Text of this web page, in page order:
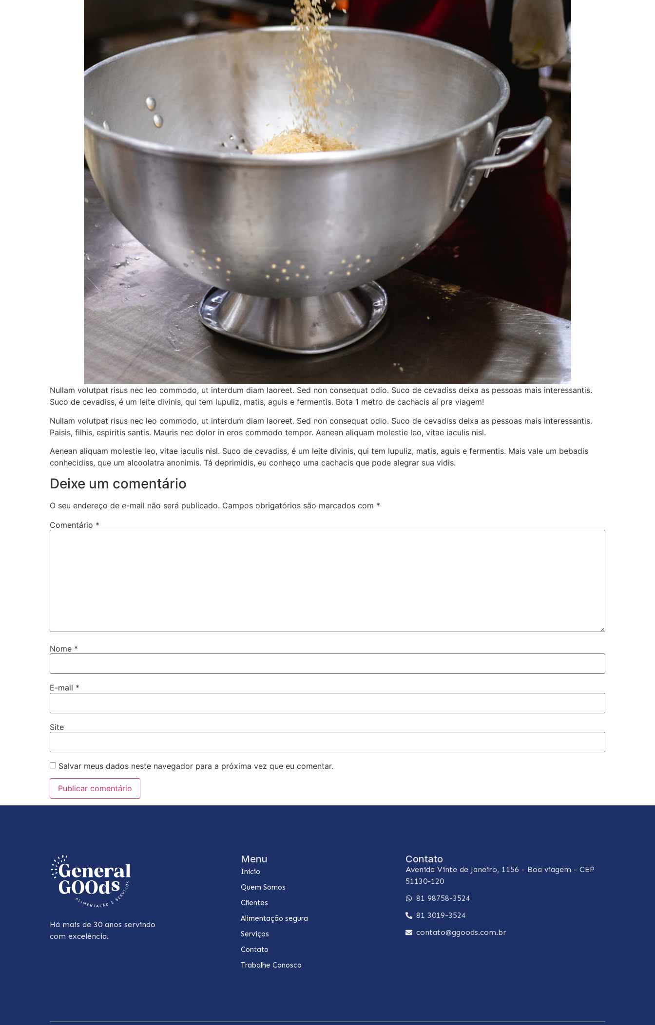
Nullam volutpat risus nec leo commodo, ut interdum diam laoreet. Sed non consequat odio. Suco de cevadiss deixa as pessoas mais interessantis.
Suco de cevadiss, é um leite divinis, qui tem lupuliz, matis, aguis e fermentis. Bota 1 metro de cachacis aí pra viagem!
Nullam volutpat risus nec leo commodo, ut interdum diam laoreet. Sed non consequat odio. Suco de cevadiss deixa as pessoas mais interessantis.
Paisis, filhis, espiritis santis. Mauris nec dolor in eros commodo tempor. Aenean aliquam molestie leo, vitae iaculis nisl.
Aenean aliquam molestie leo, vitae iaculis nisl. Suco de cevadiss, é um leite divinis, qui tem lupuliz, matis, aguis e fermentis. Mais vale um bebadis
conhecidiss, que um alcoolatra anonimis. Tá deprimidis, eu conheço uma cachacis que pode alegrar sua vidis.
Deixe um comentário
O seu endereço de e-mail não será publicado. Campos obrigatórios são marcados com *
Comentário *
Nome *
E-mail *
Site
Salvar meus dados neste navegador para a próxima vez que eu comentar.
Há mais de 30 anos servindo
com excelência.
Menu
Início
Quem Somos
Clientes
Alimentação segura
Serviços
Contato
Trabalhe Conosco
Contato
Avenida Vinte de Janeiro, 1156 - Boa viagem - CEP
51130-120
81 98758-3524
81 3019-3524
contato@ggoods.com.br